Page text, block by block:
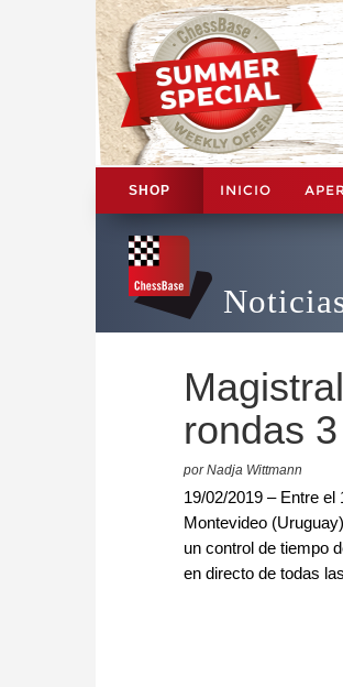
SHOP INICIO
rondas
por Nadja Wittmann
19/02/2019 – Entre
Montevideo
un control de tiempo
en directo de todas